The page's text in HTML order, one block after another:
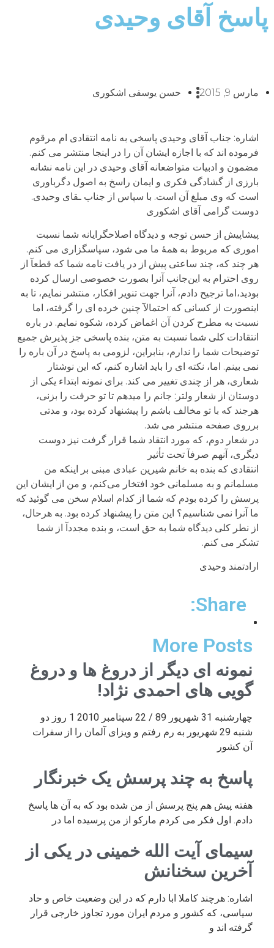
پاسخ آقای وحیدی
مارس 9, 2015 حسن یوسفی اشکوری
اشاره: جناب آقای وحیدی پاسخی به نامه انتقادی ام مرقوم
فرموده اند که با اجازه ایشان آن را در اینجا منتشر می کنم.
مضمون و ادبیات متواضعانه آقای وحیدی در این نامه نشانه
بارزی از گشادگی فکری و ایمان راسخ به اصول دگرباوری
است که وی مبلغ آن است. با سپاس از جناب ـقای وحیدی.
دوست گرامی آقای اشکوری
پیشاپیش از حسن توجه و دیدگاه اصلاحگرایانه شما نسبت
اموری که مربوط به همۀ ما می شود، سپاسگزاری می کنم.
هر چند که، چند ساعتی پیش از در یافت نامه شما که قطعآ از
روی احترام به این‌جانب آنرا بصورت خصوصی ارسال کرده
بودید،اما ترجیح دادم، آنرا جهت تنویر افکار، منتشر نمایم، تا به
اینصورت از کسانی که احتمالآ چنین خرده ای را گرفته، اما
نسبت به مطرح کردن آن اغماض کرده، شکوه نمایم. در باره
انتقادات کلی شما نسبت به متن، بنده پاسخی جز پذیرش جمیع
توضیحات شما را ندارم، بنابراین، لزومی به پاسخ در آن باره را
نمی بینم. اما، نکته ای را باید اشاره کنم، که این نوشتار
شعاری، هر از چندی تغییر می کند. برای نمونه ابتداء یکی از
دوستان از شعار ولتر: جانم را میدهم تا تو حرفت را بزنی،
هرجند که با تو مخالف باشم را پیشنهاد کرده بود، و مدتی
برروی صفحه منتشر می شد.
در شعار دوم، که مورد انتقاد شما قرار گرفت نیز دوست
دیگری، آنهم صرفآ تحت تأثیر
انتقادی که بنده به خانم شیرین عبادی مبنی بر اینکه من
مسلمانم و به مسلمانی خود افتخار می‌کنم، و من از ایشان این
پرسش را کرده بودم که شما از کدام اسلام سخن می گوئید که
ما آنرا نمی شناسیم؟ این متن را پیشنهاد کرده بود. به هرحال،
از نطر کلی دیدگاه شما به حق است، و بنده مجددآ از شما
تشکر می کنم.
ارادتمند وحیدی
Share:
More Posts
نمونه ای دیگر از دروغ ها و دروغ
گویی های احمدی نژاد!
چهارشنبه 31 شهریور 89 / 22 سپتامبر 2010 1 روز دو
شنبه 29 شهریور به رم رفتم و ویزای آلمان را از سفرات
آن کشور
پاسخ به چند پرسش یک خبرنگار
هفته پیش هم پنج پرسش از من شده بود که به آن ها پاسخ
دادم. اول فکر می کردم مارکو از من پرسیده اما در
سیمای آیت الله خمینی در یکی از
آخرین سخنانش
اشاره: هرچند کاملا ابا دارم که در این وضعیت خاص و حاد
سیاسی، که کشور و مردم ایران مورد تجاوز خارجی قرار
گرفته اند و